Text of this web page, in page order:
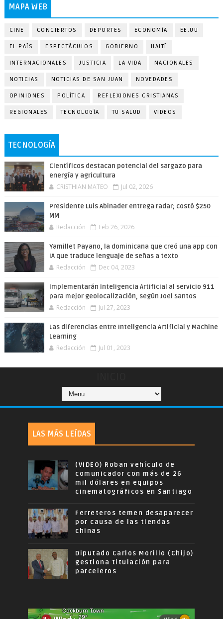
MAPA WEB
CINE CONCIERTOS DEPORTES ECONOMÍA EE.UU
EL PAÍS ESPECTÁCULOS GOBIERNO HAITÍ
INTERNACIONALES JUSTICIA LA VIDA NACIONALES
NOTICIAS NOTICIAS DE SAN JUAN NOVEDADES
OPINIONES POLÍTICA REFLEXIONES CRISTIANAS
REGIONALES TECNOLOGÍA TU SALUD VIDEOS
TECNOLOGÍA
Científicos destacan potencial del sargazo para
energía y agricultura
CRISTHIAN MATEO Jul 02, 2026
Presidente Luis Abinader entrega radar; costó $250
MM
Redacción Feb 26, 2026
Yamillet Payano, la dominicana que creó una app con
IA que traduce lenguaje de señas a texto
Redacción Dec 04, 2023
Implementarán Inteligencia Artificial al servicio 911
para mejor geolocalización, según Joel Santos
Redacción Jul 27, 2023
Las diferencias entre Inteligencia Artificial y Machine
Learning
Redacción Jul 01, 2023
LAS MÁS LEÍDAS
(VIDEO) Roban vehículo de
comunicador con más de 26
mil dólares en equipos
cinematográficos en Santiago
Ferreteros temen desaparecer
por causa de las tiendas
chinas
Diputado Carlos Morillo (Chijo)
gestiona titulación para
parceleros